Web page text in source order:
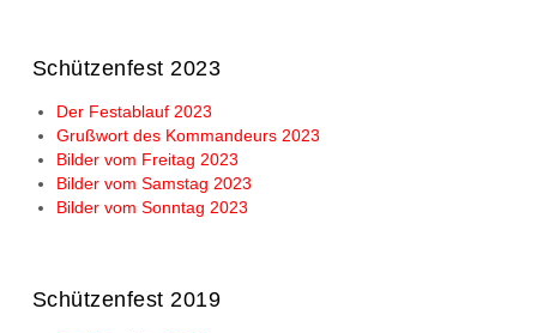
Schützenfest 2023
Der Festablauf 2023
Grußwort des Kommandeurs 2023
Bilder vom Freitag 2023
Bilder vom Samstag 2023
Bilder vom Sonntag 2023
Schützenfest 2019